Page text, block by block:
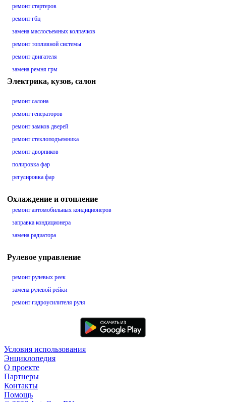
ремонт стартеров
ремонт гбц
замена маслосъемных колпачков
ремонт топливной системы
ремонт двигателя
замена ремня грм
Электрика, кузов, салон
ремонт салона
ремонт генераторов
ремонт замков дверей
ремонт стеклоподъемника
ремонт дворников
полировка фар
регулировка фар
Охлаждение и отопление
ремонт автомобильных кондиционеров
заправка кондиционера
замена радиатора
Рулевое управление
ремонт рулевых реек
замена рулевой рейки
ремонт гидроусилителя руля
Условия использования
Энциклопедия
О проекте
Партнеры
Контакты
Помощь